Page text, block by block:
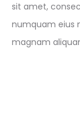
sit amet,
numquam eius
magnam